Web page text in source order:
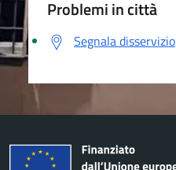
Problemi in città
Segnala disservizio